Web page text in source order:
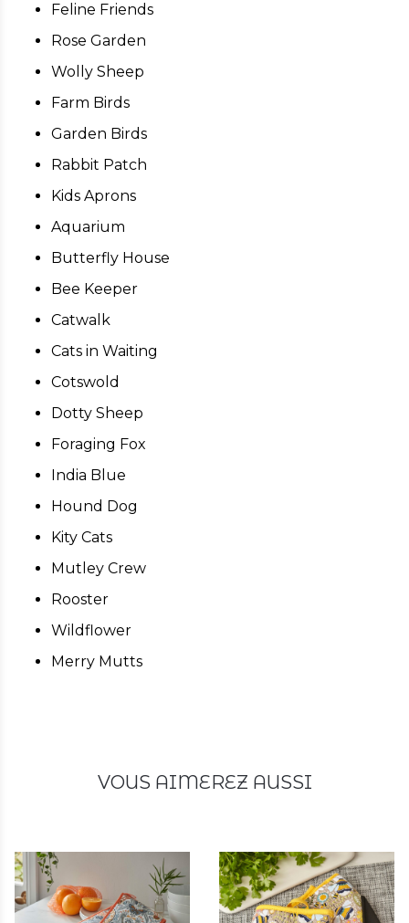
Feline Friends
Rose Garden
Wolly Sheep
Farm Birds
Garden Birds
Rabbit Patch
Kids Aprons
Aquarium
Butterfly House
Bee Keeper
Catwalk
Cats in Waiting
Cotswold
Dotty Sheep
Foraging Fox
India Blue
Hound Dog
Kity Cats
Mutley Crew
Rooster
Wildflower
Merry Mutts
VOUS AIMEREZ AUSSI